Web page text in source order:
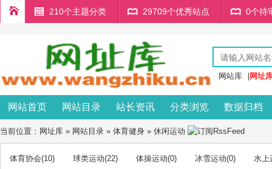
210个主题分类 29709个优秀站点 0个待
网站库 网址
网站首页 网站目录 站长资讯 分类浏览 数据归档
当前位置： 网址库 » 网站目录 » 体育健身 » 休闲运动
体育协会(10) 球类运动(22) 体操运动(0) 冰雪运动(0) 水上